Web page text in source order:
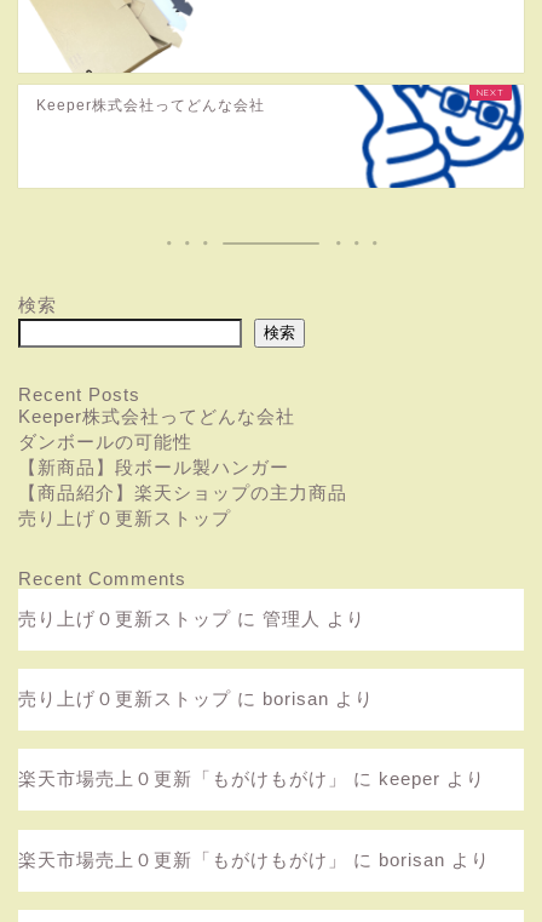
Keeper株式会社ってどんな会社
検索
検索
Recent Posts
Keeper株式会社ってどんな会社
ダンボールの可能性
【新商品】段ボール製ハンガー
【商品紹介】楽天ショップの主力商品
売り上げ０更新ストップ
Recent Comments
売り上げ０更新ストップ に 管理人 より
売り上げ０更新ストップ に borisan より
楽天市場売上０更新「もがけもがけ」 に keeper より
楽天市場売上０更新「もがけもがけ」 に borisan より